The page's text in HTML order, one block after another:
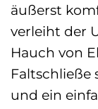
äußerst
verleiht der
Hauch von
Faltschließe
und ein